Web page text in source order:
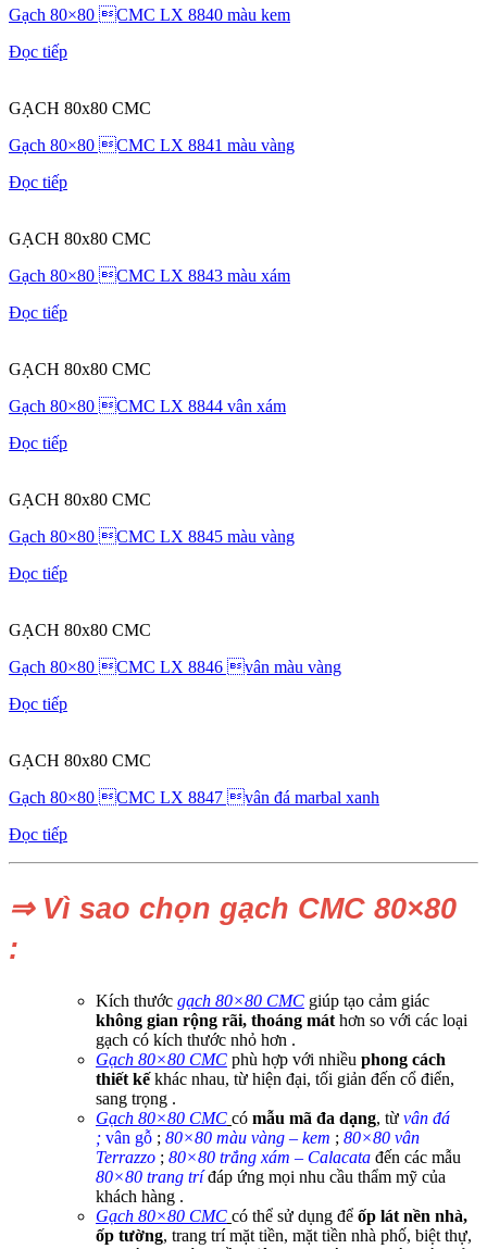
Gạch 80×80 CMC LX 8840 màu kem
Đọc tiếp
GẠCH 80x80 CMC
Gạch 80×80 CMC LX 8841 màu vàng
Đọc tiếp
GẠCH 80x80 CMC
Gạch 80×80 CMC LX 8843 màu xám
Đọc tiếp
GẠCH 80x80 CMC
Gạch 80×80 CMC LX 8844 vân xám
Đọc tiếp
GẠCH 80x80 CMC
Gạch 80×80 CMC LX 8845 màu vàng
Đọc tiếp
GẠCH 80x80 CMC
Gạch 80×80 CMC LX 8846 vân màu vàng
Đọc tiếp
GẠCH 80x80 CMC
Gạch 80×80 CMC LX 8847 vân đá marbal xanh
Đọc tiếp
⇒ Vì sao chọn gạch CMC 80×80
:
Kích thước gạch 80×80 CMC giúp tạo cảm giác
không gian rộng rãi, thoáng mát hơn so với các loại
gạch có kích thước nhỏ hơn .
Gạch 80×80 CMC phù hợp với nhiều phong cách
thiết kếkhác nhau, từ hiện đại, tối giản đến cổ điển,
sang trọng .
Gạch 80×80 CMC có mẫu mã đa dạng, từ vân đá
; vân gỗ ; 80×80 màu vàng – kem ; 80×80 vân
Terrazzo ; 80×80 trắng xám – Calacata đến các mẫu
80×80 trang trí đáp ứng mọi nhu cầu thẩm mỹ của
khách hàng .
Gạch 80×80 CMC có thể sử dụng để ốp lát nền nhà,
ốp tường, trang trí mặt tiền, mặt tiền nhà phố, biệt thự,